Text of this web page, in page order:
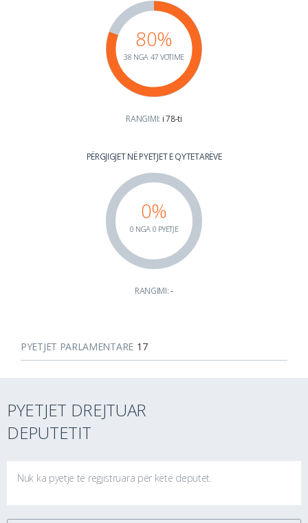
80%
38 NGA 47 VOTIME
RANGIMI: i 78-ti
PËRGJIGJET NË PYETJET E QYTETARËVE
0%
0 NGA 0 PYETJE
RANGIMI:-
PYETJET PARLAMENTARE 17
PYETJET DREJTUAR
DEPUTETIT
Nuk ka pyetje të regjistruara për këtë deputet.